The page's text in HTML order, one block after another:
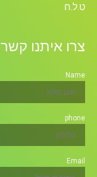
ט.ל.ח
צרו איתנו קשר
Name
phone
Email